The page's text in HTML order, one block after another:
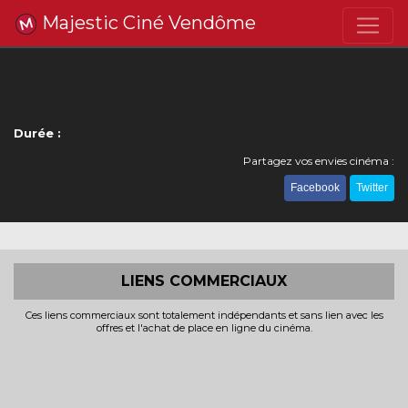
Majestic Ciné Vendôme
Durée :
Partagez vos envies cinéma :
Facebook Twitter
LIENS COMMERCIAUX
Ces liens commerciaux sont totalement indépendants et sans lien avec les
offres et l'achat de place en ligne du cinéma.